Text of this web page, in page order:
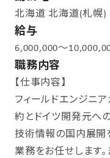
北海道 北海道(札幌)
給与
6,000,000～
職務内容
【仕事内容】
フィールドエンジニ
約とドイツ開発元へ
技術情報の国内展開
業務をお任せします